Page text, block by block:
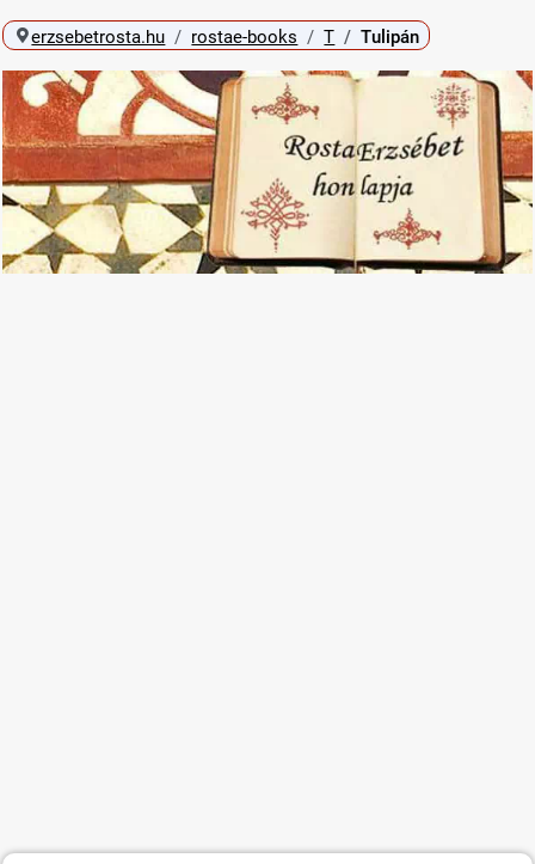
erzsebetrosta.hu rostae-books T Tulipán